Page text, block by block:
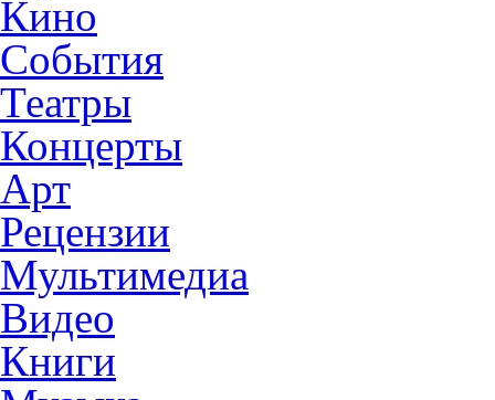
Кино
События
Театры
Концерты
Арт
Рецензии
Мультимедиа
Видео
Книги